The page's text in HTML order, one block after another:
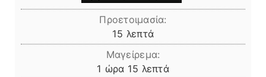
Προετοιμασία:
15 λεπτά
λεπτά
Μαγείρεμα:
1 ώρα
ώρα 15 λεπτά
λεπτά